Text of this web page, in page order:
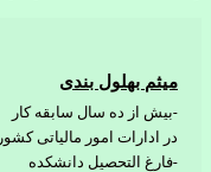
میثم بهلول بندی
-بیش از ده سال سابقه کار
در ادارات امور مالیاتی کشور
-فارغ التحصیل دانشکده